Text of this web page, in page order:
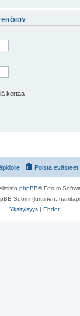
kertaa
Poista evästeet
phpBB® Forum
Suomi (lurttinen,
Yksityisyys | Ehdot